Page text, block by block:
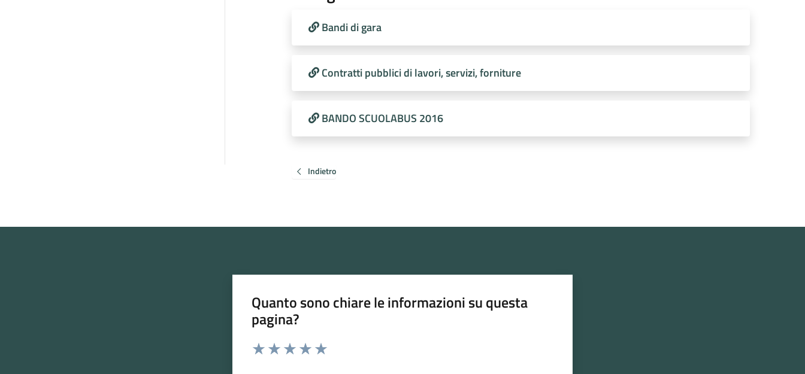
Bandi di gara
Contratti pubblici di lavori, servizi, forniture
BANDO SCUOLABUS 2016
Indietro
Quanto sono chiare le informazioni su questa
pagina?
Valuta da 1 a 5 stelle la pagina